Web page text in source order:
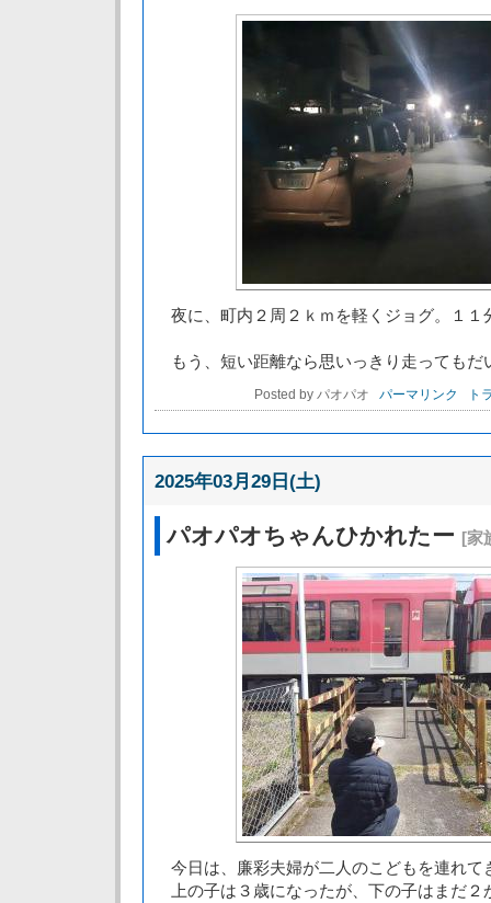
夜に、町内２周２ｋｍを軽くジョグ。１１
もう、短い距離なら思いっきり走ってもだ
Posted by パオパオ パーマリンク ト
2025年03月29日(土)
パオパオちゃんひかれたー [家
今日は、廉彩夫婦が二人のこどもを連れて
上の子は３歳になったが、下の子はまだ２